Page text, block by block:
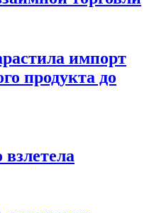
импорт
продукта до